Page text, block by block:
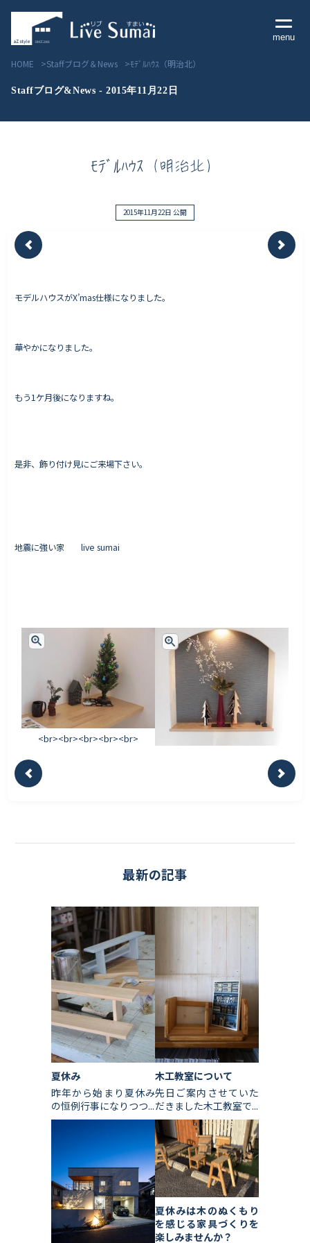
menu
Livesumai 住宅標準性能
Livesumai 保証について
オーナー様の声
お役立ちコラム
代表挨拶
HOME Staffブログ＆News ﾓﾃﾞﾙﾊｳｽ（明治北）
Staffブログ&News - 2015年11月22日
ﾓﾃﾞﾙﾊｳｽ（明治北）
2015年11月22日 公開
モデルハウスがX’mas仕様になりました。
華やかになりました。
もう1ケ月後になりますね。
是非、飾り付け見にご来場下さい。
地震に強い家 live sumai
<br><br><br><br><br>
最新の記事
夏休み
昨年から始まり夏休み
の恒例行事になりつつ...
木工教室について
先日ご案内させていた
だきました木工教室で...
夏休みは木のぬくもり
を感じる家具づくりを
楽しみませんか？